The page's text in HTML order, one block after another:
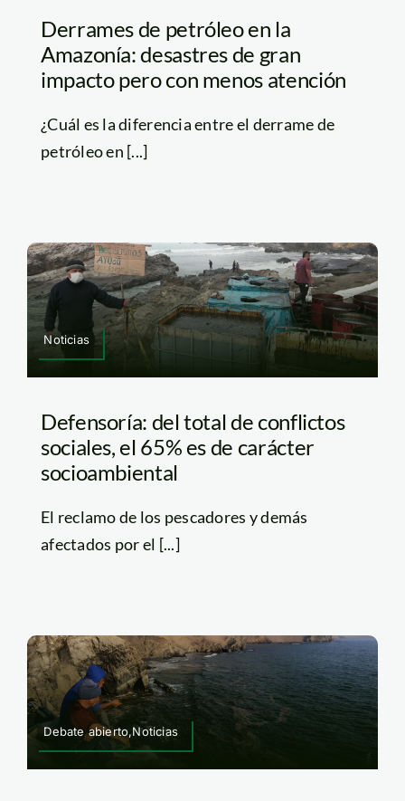
Derrames de petróleo en la
Amazonía: desastres de gran
impacto pero con menos atención
¿Cuál es la diferencia entre el derrame de
petróleo en [...]
Noticias
Defensoría: del total de conflictos
sociales, el 65% es de carácter
socioambiental
El reclamo de los pescadores y demás
afectados por el [...]
Debate abierto,Noticias